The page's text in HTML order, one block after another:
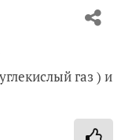
газ ) и